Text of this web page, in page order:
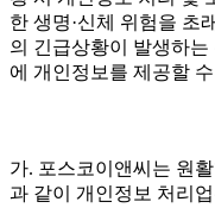
한 생명·신체 위험을 초
의 긴급상황이 발생하
에 개인정보를 제공할
가. 포스코이앤씨는 원
과 같이 개인정보 처리